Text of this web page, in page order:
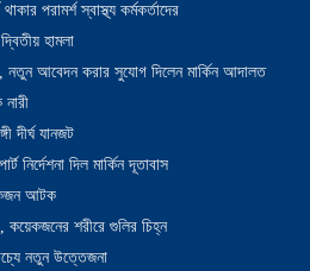
পরামর্শ স্বাস্থ্য কর্মকর্তাদের
হামলা
নতুন আবেদন করার সুযোগ দিলেন মার্কিন আদালত
দীর্ঘ যানজট
নির্দেশনা দিল মার্কিন দূতাবাস
একজন আটক
কয়েকজনের শরীরে গুলির চিহ্ন
নতুন উত্তেজনা